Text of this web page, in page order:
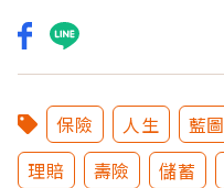
保險 人生 藍圖
理賠
壽險 儲蓄